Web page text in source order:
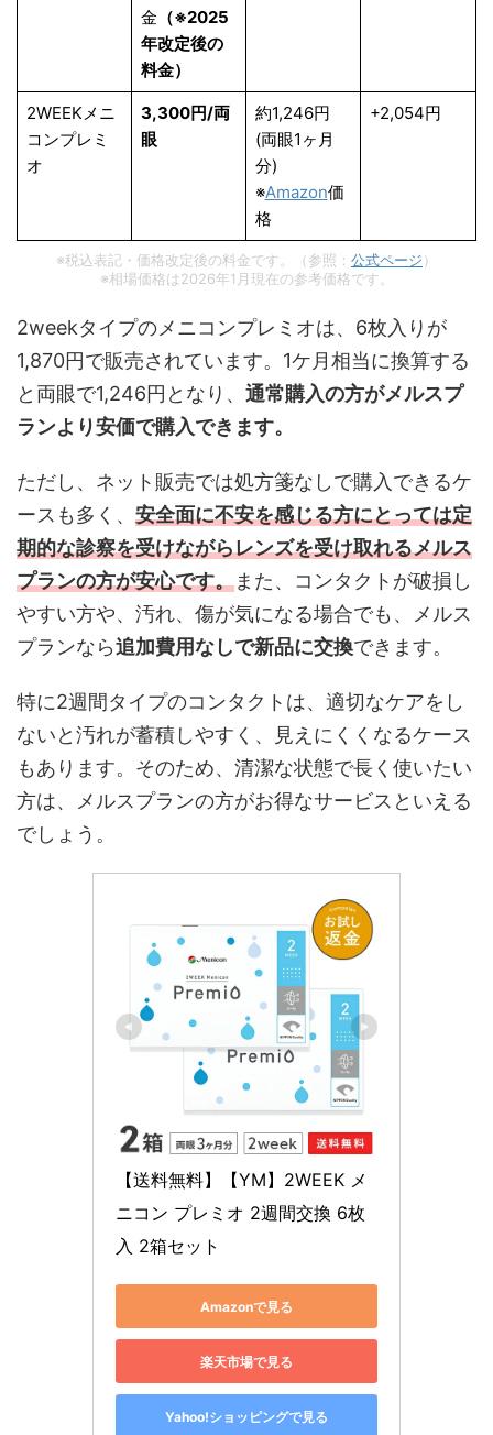
金 （※2025
年改定後の
料金）
2WEEKメニ
コンプレミ
オ
3,300円/両
眼
約1,246円
(両眼1ヶ月
分)
※Amazon価
格
+2,054円
※税込表記・価格改定後の料金です。（参照： 公式ページ ）
※相場価格は2026年1月現在の参考価格です。
2weekタイプのメニコンプレミオは、6枚入りが
1,870円で販売されています。1ケ月相当に換算する
と両眼で1,246円となり、 通常購入の方がメルスプ
ランより安価で購入できます。
ただし、ネット販売では処方箋なしで購入できるケ
ースも多く、 安全面に不安を感じる方にとっては定
期的な診察を受けながらレンズを受け取れるメルス
プランの方が安心です。また、コンタクトが破損し
やすい方や、汚れ、傷が気になる場合でも、メルス
プランなら追加費用なしで新品に交換できます。
特に2週間タイプのコンタクトは、適切なケアをし
ないと汚れが蓄積しやすく、見えにくくなるケース
もあります。そのため、清潔な状態で長く使いたい
方は、メルスプランの方がお得なサービスといえる
でしょう。
【送料無料】【YM】2WEEK メ
ニコン プレミオ 2週間交換 6枚
入 2箱セット
Amazonで見る
楽天市場で見る
Yahoo!ショッピングで見る